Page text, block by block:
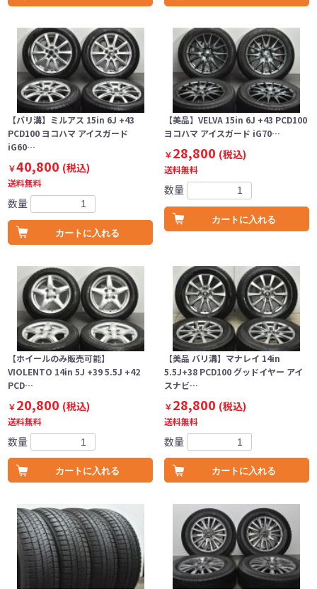
【バリ溝】ミルアス 15in 6J +43
PCD100 ヨコハマ アイスガード
iG60…
￥40,800 (税込)
送料無料
数量
カートに入れる
【美品】VELVA 15in 6J +43 PCD100
ヨコハマ アイスガード iG70…
￥28,800 (税込)
送料無料
数量
カートに入れる
【ホイールのみ販売可能】
VIOLENTO 14in 5J +39 5.5J +42
PCD…
￥20,800 (税込)
送料無料
数量
カートに入れる
【美品 バリ溝】マナレイ 14in
5.5J+38 PCD100 グッドイヤー アイ
スナビ…
￥28,800 (税込)
送料無料
数量
カートに入れる